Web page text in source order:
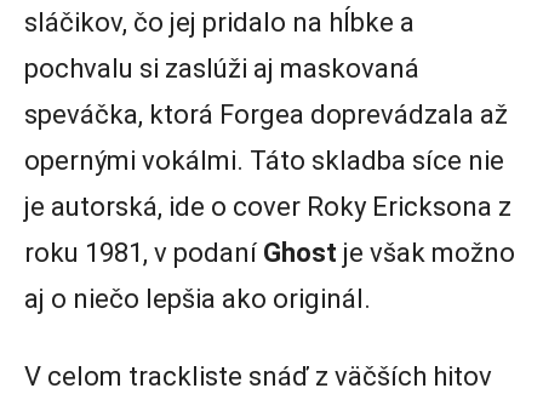
sláčikov, čo jej pridalo na hĺbke a
pochvalu si zaslúži aj maskovaná
speváčka, ktorá Forgea doprevádzala až
opernými vokálmi. Táto skladba síce nie
je autorská, ide o cover Roky Ericksona z
roku 1981, v podaní Ghost je však možno
aj o niečo lepšia ako originál.
V celom trackliste snáď z väčších hitov